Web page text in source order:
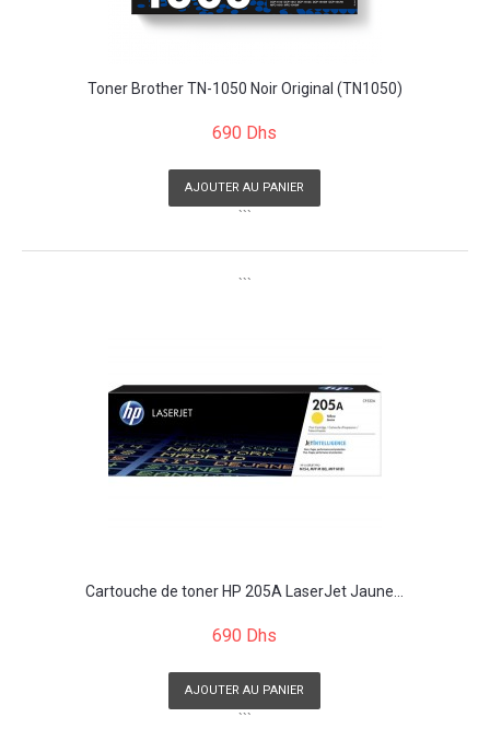
Toner Brother TN-1050 Noir Original (TN1050)
690 Dhs
AJOUTER AU PANIER
```
```
Cartouche de toner HP 205A LaserJet Jaune...
690 Dhs
AJOUTER AU PANIER
```